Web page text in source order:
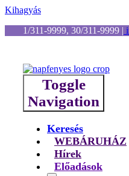
Kihagyás
1/311-9999, 30/311-9999 |
Toggle
Navigation
Keresés
WEBÁRUHÁZ
Hírek
Előadások